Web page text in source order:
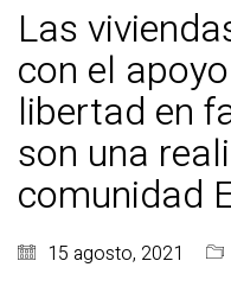
Las
con el
libertad en
son una
comunidad
15 agosto, 2021